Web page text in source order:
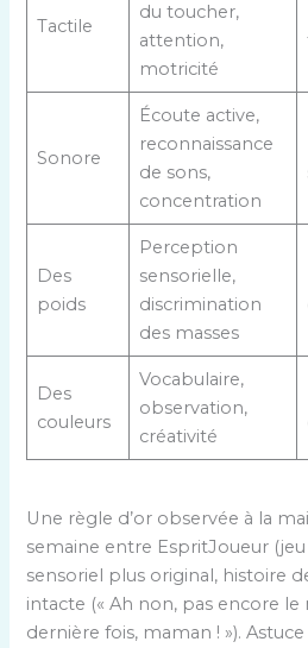
Tactile
du toucher,
attention,
motricité
Sonore
Écoute active,
reconnaissance
de sons,
concentration
Des
poids
Perception
sensorielle,
discrimination
des masses
Des
couleurs
Vocabulaire,
observation,
créativité
Une règle d’or observée à la
semaine entre EspritJoueur
sensoriel plus original, histoire
intacte (« Ah non, pas encore le
dernière fois, maman ! »).